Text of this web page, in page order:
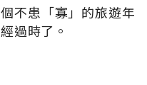
不患「寡」的旅遊年
過時了。